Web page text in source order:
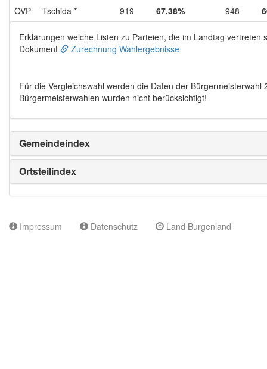
ÖVP
Tschida * 919 67,38% 948
Erklärungen welche Listen zu Parteien, die im Landtag vertreten
Dokument
Zurechnung Wahlergebnisse
Für die Vergleichswahl werden die Daten der Bürgermeisterwahl
Bürgermeisterwahlen wurden nicht berücksichtigt!
Gemeindeindex
Ortsteilindex
Impressum Datenschutz Land Burgenland